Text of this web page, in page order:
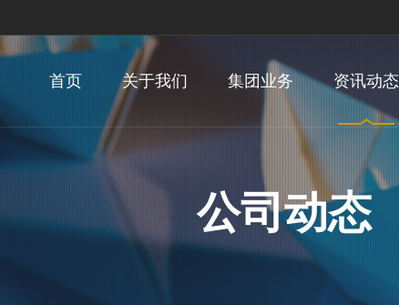
首页 关于我们 集团业务 资讯动态
公司动态